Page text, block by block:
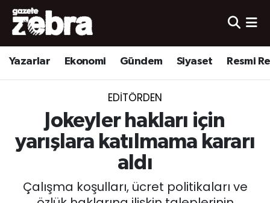
Yazarlar Ekonomi Gündem Siyaset Resmi
EDITÖRDEN
Jokeyler hakları için
yarışlara katılmama kararı
aldı
Çalışma koşulları, ücret politikaları ve
Yazarlar
Ekonomi
Yerel
Nöbetçi Eczaneler
Hava Durumu
Süper Lig Puan Durumu ve Fikstür
Son Dakika Haberleri